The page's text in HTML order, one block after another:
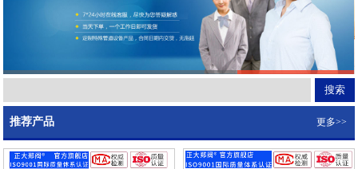
推荐产品 更多>>